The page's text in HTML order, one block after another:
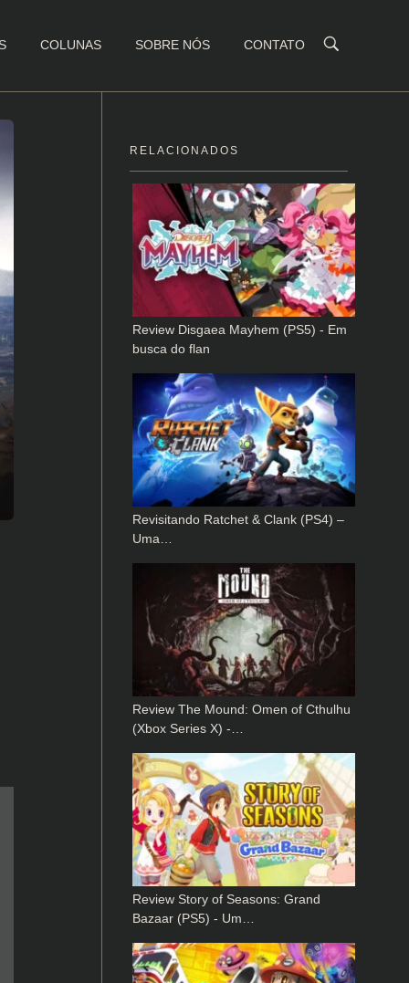
COLUNAS SOBRE NÓS CONTATO
RELACIONADOS
Review Disgaea Mayhem (PS5) - Em
busca do flan
Revisitando Ratchet & Clank (PS4) –
Uma…
Review The Mound: Omen of Cthulhu
(Xbox Series X) -…
Review Story of Seasons: Grand
Bazaar (PS5) - Um…